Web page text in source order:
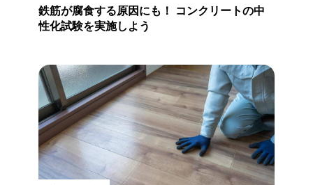
鉄筋が腐食する原因にも！ コンクリートの中
性化試験を実施しよう